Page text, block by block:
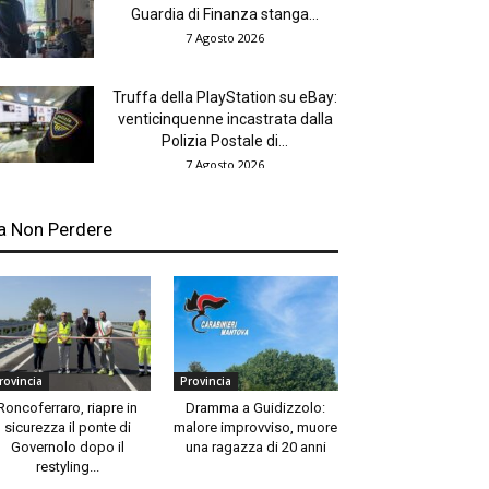
Guardia di Finanza stanga...
7 Agosto 2026
Truffa della PlayStation su eBay:
venticinquenne incastrata dalla
Polizia Postale di...
7 Agosto 2026
Non Perdere
riapre in
sicurezza il ponte di
Governolo dopo il
restyling...
Provincia
Dramma a Guidizzolo:
malore improvviso, muore
una ragazza di 20 anni